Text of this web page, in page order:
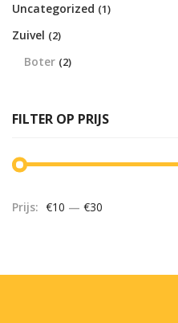
Uncategorized (1)
Zuivel (2)
Boter (2)
FILTER OP PRIJS
Prijs: €10 — €30